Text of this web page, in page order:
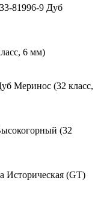
81996-9 Дуб
6 мм)
Меринос (32 класс,
(32
Историческая (GT)